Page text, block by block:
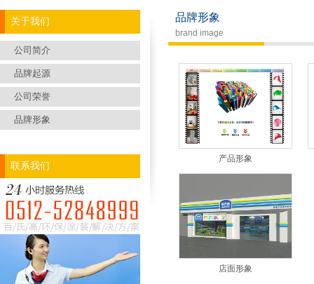
关于我们
公司简介
品牌起源
公司荣誉
品牌形象
联系我们
品牌形象
brand image
产品形象
店面形象